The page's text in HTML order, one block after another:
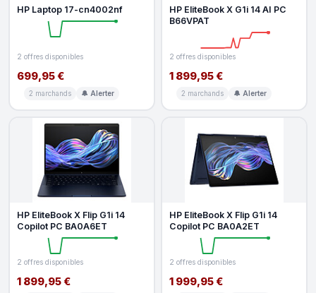
HP Laptop 17-cn4002nf
2 offres disponibles
699,95 €
2 marchands 🔔 Alerter
HP EliteBook X G1i 14 AI PC
B66VPAT
2 offres disponibles
1 899,95 €
2 marchands 🔔 Alerter
HP EliteBook X Flip G1i 14
Copilot PC BA0A6ET
2 offres disponibles
1 899,95 €
HP EliteBook X Flip G1i 14
Copilot PC BA0A2ET
2 offres disponibles
1 999,95 €